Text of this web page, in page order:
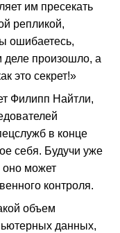
им пресекать
репликой,
ошибаетесь,
деле произошло, а
это секрет!»
Филипп Найтли,
в конце
себя. Будучи уже
оно может
контроля.
объем
данных,